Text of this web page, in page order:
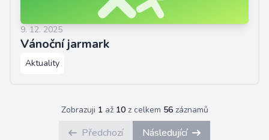
9. 12. 2025
Vánoční jarmark
Aktuality
Zobrazuji 1až 10z celkem 56záznamů
Předchozí Následující